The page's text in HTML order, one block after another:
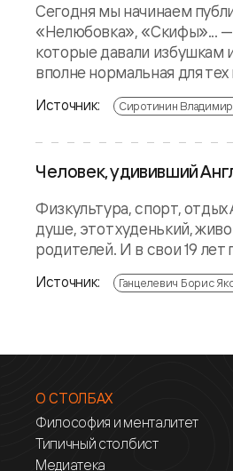
Сегодня мы начинаем
«Нелюбовка», «Скифы»... —
которые давали избушкам
вполне нормальная для
Источник: Сиротинин
Человек, удививший
Физкультура, спорт,
душе, этот худенький,
родителей. И в свои 19
Источник: Ганцелевич Борис
О СТОЛБАХ
Философия и менталитет
Типичный столбист
Медиатека